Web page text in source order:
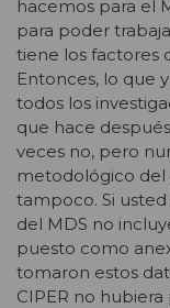
hacemos para el
para poder
tiene los factores
Entonces, lo que
todos los
que hace
veces no, pero
metodológico del
tampoco. Si
del MDS no
puesto como
tomaron estos
CIPER no